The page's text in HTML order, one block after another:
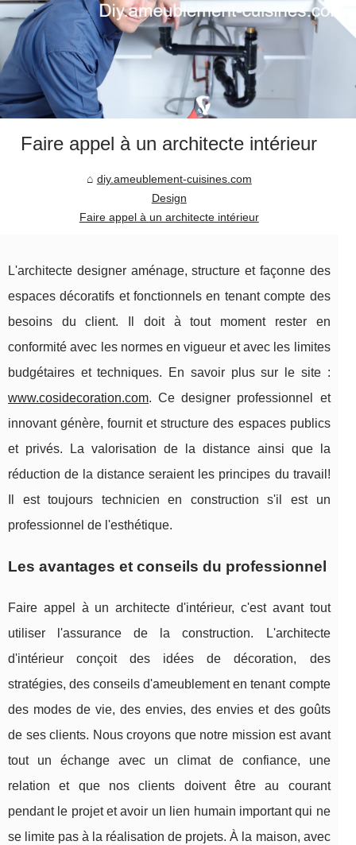
Faire appel à un architecte intérieur
diy.ameublement-cuisines.com
Design
Faire appel à un architecte intérieur
L'architecte designer aménage, structure et façonne des
espaces décoratifs et fonctionnels en tenant compte des
besoins du client. Il doit à tout moment rester en
conformité avec les normes en vigueur et avec les limites
budgétaires et techniques. En savoir plus sur le site :
www.cosidecoration.com. Ce designer professionnel et
innovant génère, fournit et structure des espaces publics
et privés. La valorisation de la distance ainsi que la
réduction de la distance seraient les principes du travail!
Il est toujours technicien en construction s'il est un
professionnel de l'esthétique.
Les avantages et conseils du professionnel
Faire appel à un architecte d'intérieur, c'est avant tout
utiliser l'assurance de la construction. L'architecte
d'intérieur conçoit des idées de décoration, des
stratégies, des conseils d'ameublement en tenant compte
des modes de vie, des envies, des envies et des goûts
de ses clients. Nous croyons que notre mission est avant
tout un échange avec un climat de confiance, une
relation et que nos clients doivent être au courant
pendant le projet et avoir un lien humain important qui ne
se limite pas à la réalisation de projets. À la maison, avec